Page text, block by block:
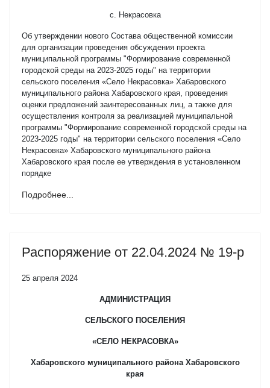
с. Некрасовка
Об утверждении нового Состава общественной комиссии
для организации проведения обсуждения проекта
муниципальной программы "Формирование современной
городской среды на 2023-2025 годы" на территории
сельского поселения «Село Некрасовка» Хабаровского
муниципального района Хабаровского края, проведения
оценки предложений заинтересованных лиц, а также для
осуществления контроля за реализацией муниципальной
программы "Формирование современной городской среды на
2023-2025 годы" на территории сельского поселения «Село
Некрасовка» Хабаровского муниципального района
Хабаровского края после ее утверждения в установленном
порядке
Подробнее...
Распоряжение от 22.04.2024 № 19-р
25 апреля 2024
АДМИНИСТРАЦИЯ
СЕЛЬСКОГО ПОСЕЛЕНИЯ
«СЕЛО НЕКРАСОВКА»
Хабаровского муниципального района Хабаровского
края